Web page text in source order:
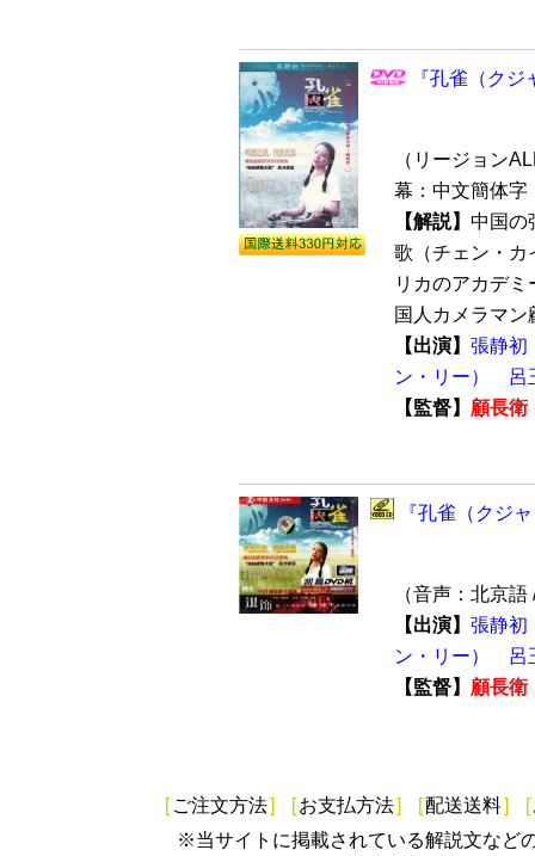
『孔雀（ク
（リージョン
幕：中文簡体字
【解説】 中国の
歌（チェン・カ
リカのアカデ
国人カメラマン
【出演】 張静初
ン・リー）
呂
【監督】 顧長衛
『孔雀（クジ
（音声：北京
【出演】 張静初
ン・リー）
呂
【監督】 顧長衛
[ ご注文方法] [お支払方法] [配送送料] [
※当サイトに掲載されている解説文など